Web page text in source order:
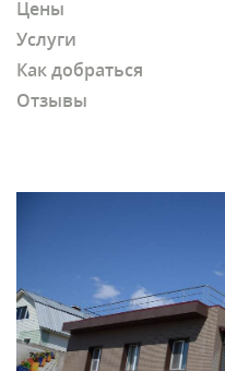
Цены
Услуги
Как добраться
Отзывы